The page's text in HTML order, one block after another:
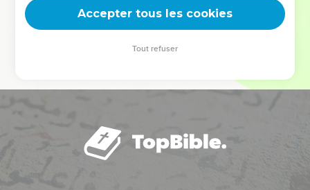
équipe, un groupe ou une famille, leur expérience est faite
Accepter tous les cookies
Tout refuser